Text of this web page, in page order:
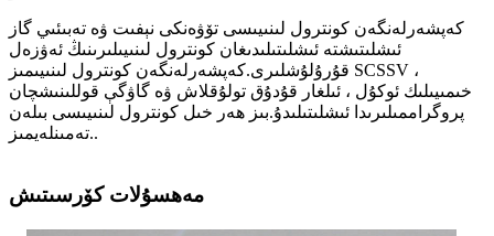
كەپشەرلەنگەن كونترول لىنىيىسى تۆۋەنكى نېفىت ۋە تەبىئىي گاز
ئىشلىتىشتە ئىشلىتىلىدىغان كونترول لىنىيىلىرىنىڭ ئەۋزەل
قۇرۇلۇشلىرى.كەپشەرلەنگەن كونترول لىنىيىمىز SCSSV ،
خىمىيىلىك ئوكۇل ، ئىلغار قۇدۇق تولۇقلاش ۋە گاۋگې قوللىنىشچان
پروگراممىلىرىدا ئىشلىتىلىدۇ.بىز ھەر خىل كونترول لىنىيىسى بىلەن
تەمىنلەيمىز..
مەھسۇلات كۆرسىتىش